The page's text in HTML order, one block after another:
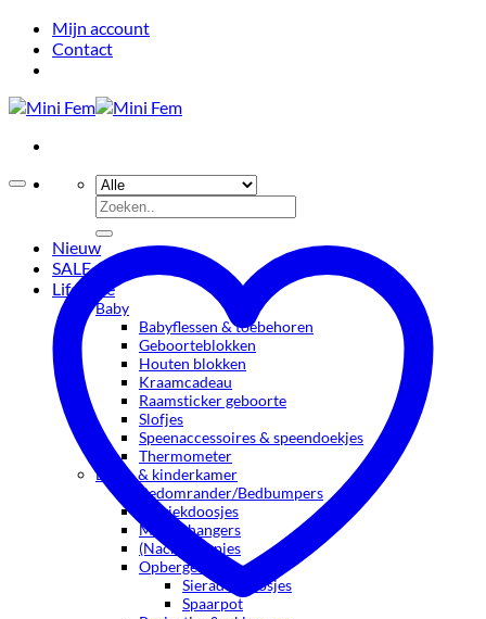
naar
inhoud
Mijn account
Contact
Zoeken
naar:
Nieuw
SALE
Lifestyle
Baby
Babyflessen & toebehoren
Geboorteblokken
Houten blokken
Kraamcadeau
Raamsticker geboorte
Slofjes
Speenaccessoires & speendoekjes
Thermometer
Baby- & kinderkamer
Bedomrander/Bedbumpers
Muziekdoosjes
Muziekhangers
(Nacht)lampjes
Opbergen
Sieradendoosjes
Spaarpot